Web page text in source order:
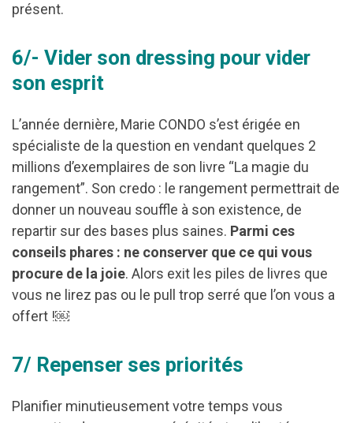
présent.
6/- Vider son dressing pour vider
son esprit
L’année dernière, Marie CONDO s’est érigée en
spécialiste de la question en vendant quelques 2
millions d’exemplaires de son livre “La magie du
rangement”. Son credo : le rangement permettrait de
donner un nouveau souffle à son existence, de
repartir sur des bases plus saines. Parmi ces
conseils phares : ne conserver que ce qui vous
procure de la joie. Alors exit les piles de livres que
vous ne lirez pas ou le pull trop serré que l’on vous a
offert !￼
7/ Repenser ses priorités
Planifier minutieusement votre temps vous